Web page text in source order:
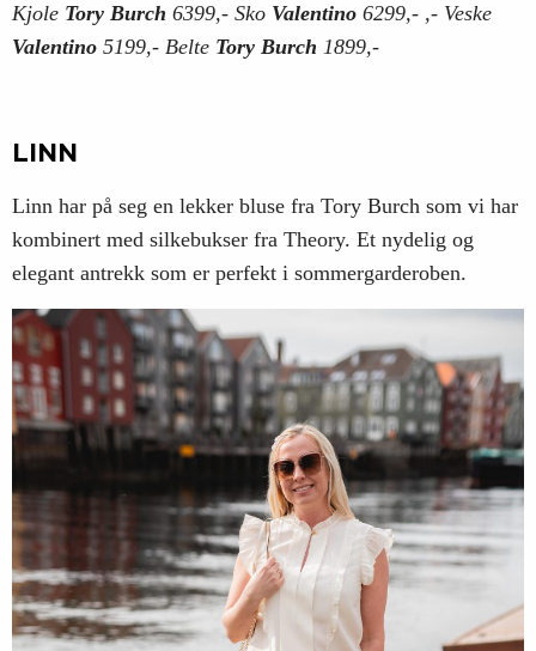
Kjole Tory Burch 6399,- Sko Valentino 6299,- ,- Veske
Valentino 5199,- Belte Tory Burch 1899,-
LINN
Linn har på seg en lekker bluse fra Tory Burch som vi har
kombinert med silkebukser fra Theory. Et nydelig og
elegant antrekk som er perfekt i sommergarderoben.